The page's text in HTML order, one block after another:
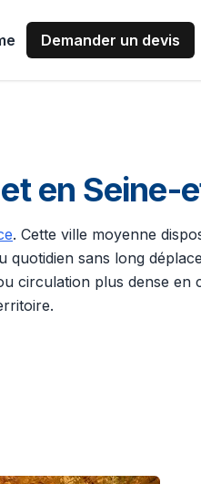
Demander un devis
en Seine-
. Cette ville moyenne
sans long
circulation plus dense en